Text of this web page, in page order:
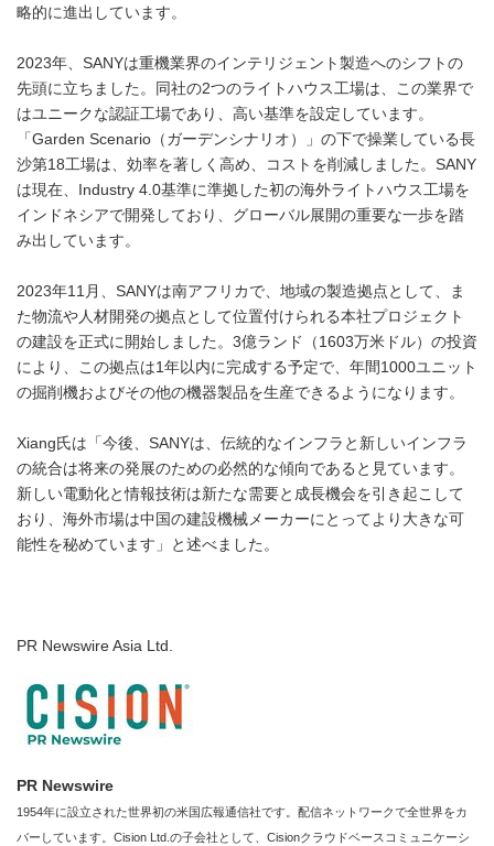
略的に進出しています。
2023年、SANYは重機業界のインテリジェント製造へのシフトの
先頭に立ちました。同社の2つのライトハウス工場は、この業界で
はユニークな認証工場であり、高い基準を設定しています。
「Garden Scenario（ガーデンシナリオ）」の下で操業している長
沙第18工場は、効率を著しく高め、コストを削減しました。SANY
は現在、Industry 4.0基準に準拠した初の海外ライトハウス工場を
インドネシアで開発しており、グローバル展開の重要な一歩を踏
み出しています。
2023年11月、SANYは南アフリカで、地域の製造拠点として、ま
た物流や人材開発の拠点として位置付けられる本社プロジェクト
の建設を正式に開始しました。3億ランド（1603万米ドル）の投資
により、この拠点は1年以内に完成する予定で、年間1000ユニット
の掘削機およびその他の機器製品を生産できるようになります。
Xiang氏は「今後、SANYは、伝統的なインフラと新しいインフラ
の統合は将来の発展のための必然的な傾向であると見ています。
新しい電動化と情報技術は新たな需要と成長機会を引き起こして
おり、海外市場は中国の建設機械メーカーにとってより大きな可
能性を秘めています」と述べました。
PR Newswire Asia Ltd.
PR Newswire
1954年に設立された世界初の米国広報通信社です。配信ネットワークで全世界をカ
バーしています。Cision Ltd.の子会社として、Cisionクラウドベースコミュニケーシ